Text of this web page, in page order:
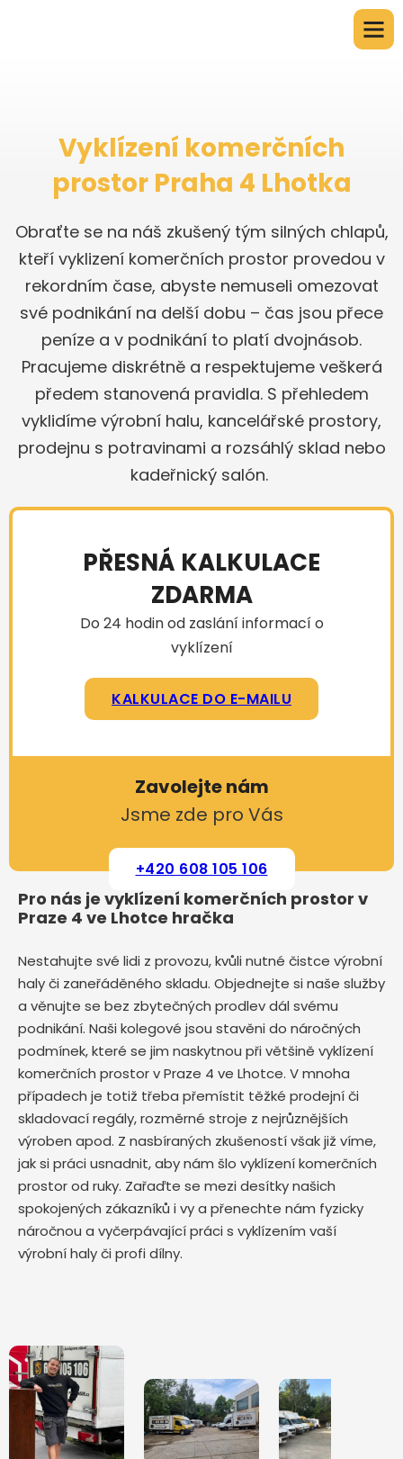
Vyklízení komerčních
prostor Praha 4 Lhotka
Obraťte se na náš zkušený tým silných chlapů,
kteří vyklizení komerčních prostor provedou v
rekordním čase, abyste nemuseli omezovat
své podnikání na delší dobu – čas jsou přece
peníze a v podnikání to platí dvojnásob.
Pracujeme diskrétně a respektujeme veškerá
předem stanovená pravidla. S přehledem
vyklidíme výrobní halu, kancelářské prostory,
prodejnu s potravinami a rozsáhlý sklad nebo
kadeřnický salón.
PŘESNÁ KALKULACE
ZDARMA
Do 24 hodin od zaslání informací o
vyklízení
KALKULACE DO E-MAILU
Zavolejte nám
Jsme zde pro Vás
+420 608 105 106
Pro nás je vyklízení komerčních prostor v
Praze 4 ve Lhotce hračka
Nestahujte své lidi z provozu, kvůli nutné čistce výrobní
haly či zaneřáděného skladu. Objednejte si naše služby
a věnujte se bez zbytečných prodlev dál svému
podnikání. Naši kolegové jsou stavěni do náročných
podmínek, které se jim naskytnou při většině vyklízení
komerčních prostor v Praze 4 ve Lhotce. V mnoha
případech je totiž třeba přemístit těžké prodejní či
skladovací regály, rozměrné stroje z nejrůznějších
výroben apod. Z nasbíraných zkušeností však již víme,
jak si práci usnadnit, aby nám šlo vyklízení komerčních
prostor od ruky. Zařaďte se mezi desítky našich
spokojených zákazníků i vy a přenechte nám fyzicky
náročnou a vyčerpávající práci s vyklízením vaší
výrobní haly či profi dílny.